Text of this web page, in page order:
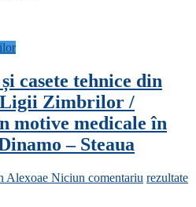
casete tehnice din
Ligii Zimbrilor /
motive medicale în
– Steaua
Alexoae Niciun comentariu rezultate